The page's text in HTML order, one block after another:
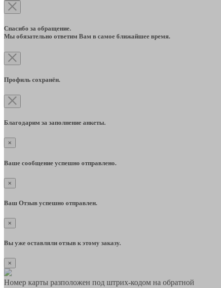
Спасибо за обращение.
Мы обязательно ответим Вам в самое ближайшее время.
Профиль сохранён.
Благодарим за заполнение анкеты.
×
Ваше сообщение успешно отправлено.
×
Ваш Отзыв успешно отправлен.
×
Вы уже оставляли отзыв к этому заказу.
×
Номер карты разположен под штрих-кодом на обратной